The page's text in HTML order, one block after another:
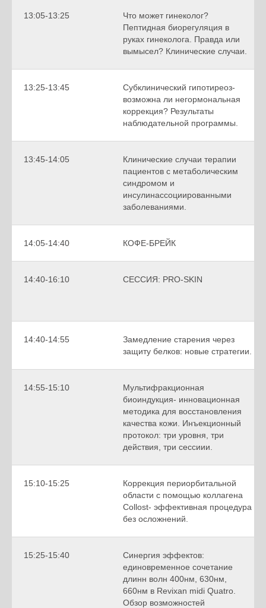
13:05-13:25
Что может гинеколог?
Пептидная биорегуляция в
руках гинеколога. Правда или
вымысел? Клинические случаи.
13:25-13:45
Субклинический гипотиреоз-
возможна ли негормональная
коррекция? Результаты
наблюдательной программы.
13:45-14:05
Клинические случаи терапии
пациентов с метаболическим
синдромом и
инсулинассоциированными
заболеваниями.
14:05-14:40 КОФЕ-БРЕЙК
14:40-16:10 СЕССИЯ: PRO-SKIN
14:40-14:55
Замедление старения через
защиту белков: новые стратегии.
14:55-15:10
Мультифракционная
биоиндукция- инновационная
методика для восстановления
качества кожи. Инъекционный
протокол: три уровня, три
действия, три сессиии.
15:10-15:25
Коррекция периорбитальной
области с помощью коллагена
Collost- эффективная процедура
без осложнений.
15:25-15:40
Синергия эффектов:
единовременное сочетание
длинн волн 400нм, 630нм,
660нм в Revixan midi Quatro.
Обзор возможностей